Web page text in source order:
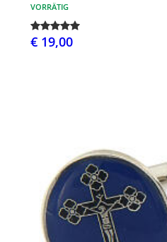
VORRÄTIG
€ 19,00